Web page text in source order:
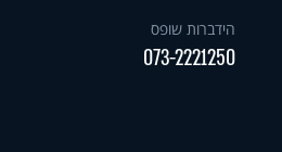
הידברות שופס
073-2221250